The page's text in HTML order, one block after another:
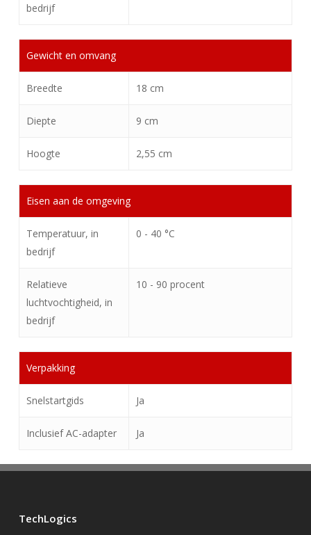
bedrijf
Gewicht en omvang
Breedte 18 cm
Diepte 9 cm
Hoogte 2,55 cm
Eisen aan de omgeving
Temperatuur, in
bedrijf
0 - 40 °C
Relatieve
luchtvochtigheid, in
bedrijf
10 - 90 procent
Verpakking
Snelstartgids Ja
Inclusief AC-adapter Ja
TechLogics